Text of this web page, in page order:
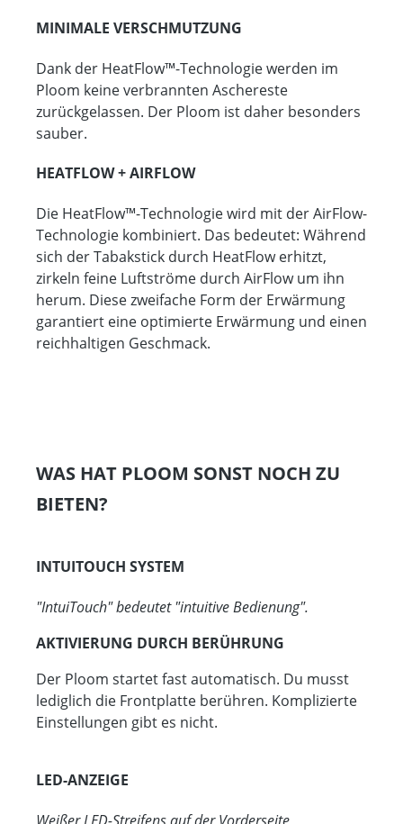
MINIMALE VERSCHMUTZUNG
Dank der HeatFlow™-Technologie werden im
Ploom keine verbrannten Aschereste
zurückgelassen. Der Ploom ist daher besonders
sauber.
HEATFLOW + AIRFLOW
Die HeatFlow™-Technologie wird mit der AirFlow-
Technologie kombiniert. Das bedeutet: Während
sich der Tabakstick durch HeatFlow erhitzt,
zirkeln feine Luftströme durch AirFlow um ihn
herum. Diese zweifache Form der Erwärmung
garantiert eine optimierte Erwärmung und einen
reichhaltigen Geschmack.
WAS HAT PLOOM SONST NOCH ZU
BIETEN?
INTUITOUCH SYSTEM
"IntuiTouch" bedeutet "intuitive Bedienung".
AKTIVIERUNG DURCH BERÜHRUNG
Der Ploom startet fast automatisch. Du musst
lediglich die Frontplatte berühren. Komplizierte
Einstellungen gibt es nicht.
LED-ANZEIGE